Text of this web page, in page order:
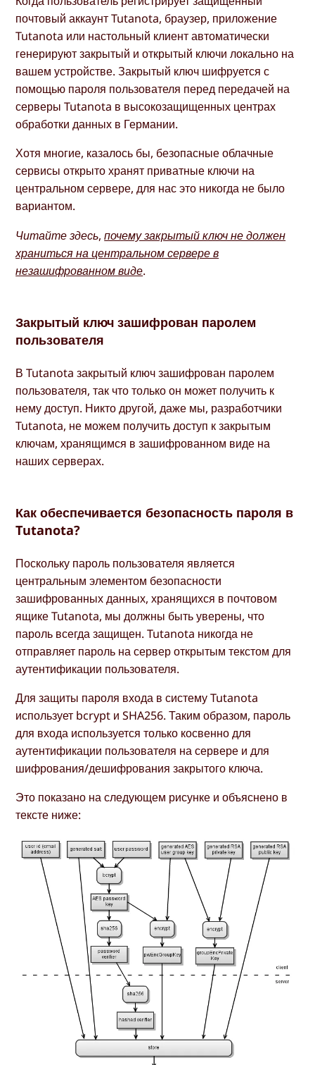
почтовый аккаунт Tutanota, браузер, приложение
Tutanota или настольный клиент автоматически
генерируют закрытый и открытый ключи локально на
вашем устройстве. Закрытый ключ шифруется с
помощью пароля пользователя перед передачей на
серверы Tutanota в высокозащищенных центрах
обработки данных в Германии.
Хотя многие, казалось бы, безопасные облачные
сервисы открыто хранят приватные ключи на
центральном сервере, для нас это никогда не было
вариантом.
Читайте здесь,почему закрытый ключ не должен
храниться на центральном сервере в
незашифрованном виде.
Закрытый ключ зашифрован паролем
пользователя
В Tutanota закрытый ключ зашифрован паролем
пользователя, так что только он может получить к
нему доступ. Никто другой, даже мы, разработчики
Tutanota, не можем получить доступ к закрытым
ключам, хранящимся в зашифрованном виде на
наших серверах.
Как обеспечивается безопасность пароля в
Tutanota?
Поскольку пароль пользователя является
центральным элементом безопасности
зашифрованных данных, хранящихся в почтовом
ящике Tutanota, мы должны быть уверены, что
пароль всегда защищен. Tutanota никогда не
отправляет пароль на сервер открытым текстом для
аутентификации пользователя.
Для защиты пароля входа в систему Tutanota
использует bcrypt и SHA256. Таким образом, пароль
для входа используется только косвенно для
аутентификации пользователя на сервере и для
шифрования/дешифрования закрытого ключа.
Это показано на следующем рисунке и объяснено в
тексте ниже: